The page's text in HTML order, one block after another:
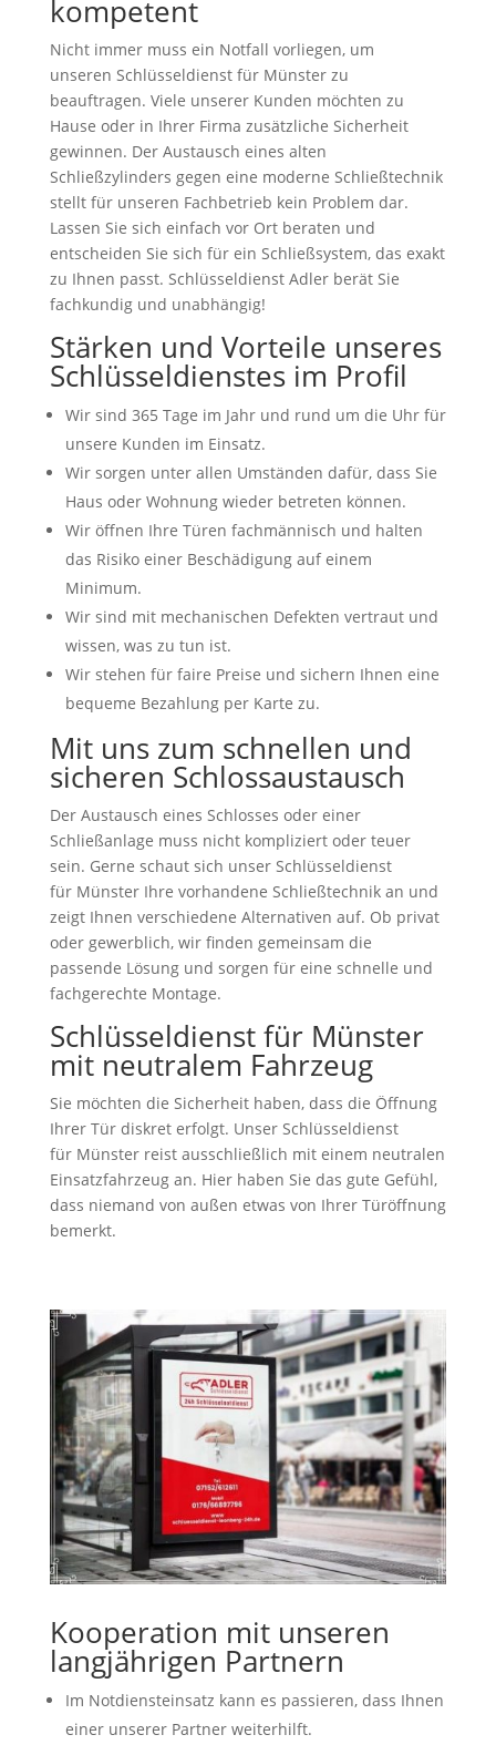
kompetent
Nicht immer muss ein Notfall vorliegen, um
unseren Schlüsseldienst für Münster zu
beauftragen. Viele unserer Kunden möchten zu
Hause oder in Ihrer Firma zusätzliche Sicherheit
gewinnen. Der Austausch eines alten
Schließzylinders gegen eine moderne Schließtechnik
stellt für unseren Fachbetrieb kein Problem dar.
Lassen Sie sich einfach vor Ort beraten und
entscheiden Sie sich für ein Schließsystem, das exakt
zu Ihnen passt. Schlüsseldienst Adler berät Sie
fachkundig und unabhängig!
Stärken und Vorteile unseres
Schlüsseldienstes im Profil
Wir sind 365 Tage im Jahr und rund um die Uhr für
unsere Kunden im Einsatz.
Wir sorgen unter allen Umständen dafür, dass Sie
Haus oder Wohnung wieder betreten können.
Wir öffnen Ihre Türen fachmännisch und halten
das Risiko einer Beschädigung auf einem
Minimum.
Wir sind mit mechanischen Defekten vertraut und
wissen, was zu tun ist.
Wir stehen für faire Preise und sichern Ihnen eine
bequeme Bezahlung per Karte zu.
Mit uns zum schnellen und
sicheren Schlossaustausch
Der Austausch eines Schlosses oder einer
Schließanlage muss nicht kompliziert oder teuer
sein. Gerne schaut sich unser Schlüsseldienst
für Münster Ihre vorhandene Schließtechnik an und
zeigt Ihnen verschiedene Alternativen auf. Ob privat
oder gewerblich, wir finden gemeinsam die
passende Lösung und sorgen für eine schnelle und
fachgerechte Montage.
Schlüsseldienst für Münster
mit neutralem Fahrzeug
Sie möchten die Sicherheit haben, dass die Öffnung
Ihrer Tür diskret erfolgt. Unser Schlüsseldienst
für Münster reist ausschließlich mit einem neutralen
Einsatzfahrzeug an. Hier haben Sie das gute Gefühl,
dass niemand von außen etwas von Ihrer Türöffnung
bemerkt.
Kooperation mit unseren
langjährigen Partnern
Im Notdiensteinsatz kann es passieren, dass Ihnen
einer unserer Partner weiterhilft.